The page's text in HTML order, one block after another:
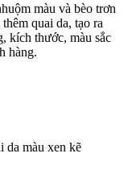
màu và bèo trơn
quai da, tạo ra
kích thước, màu sắc
hàng.
da màu xen kẽ